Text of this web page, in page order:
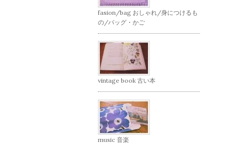
fasion/bag おしゃれ/身につけるも
の/バッグ・かご
vintage book 古い本
music 音楽